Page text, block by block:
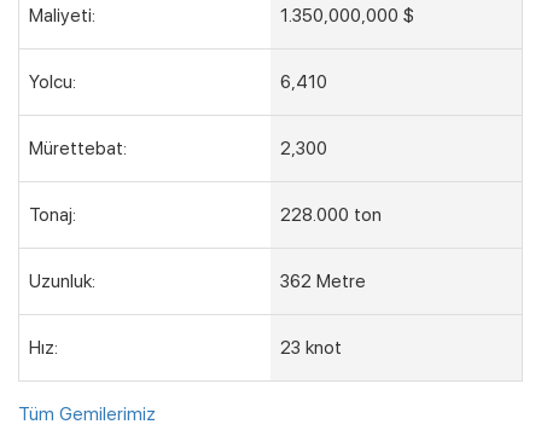
Maliyeti: 1.350,000,000 $
Yolcu: 6,410
Mürettebat: 2,300
Tonaj: 228.000 ton
Uzunluk: 362 Metre
Hız: 23 knot
Tüm Gemilerimiz